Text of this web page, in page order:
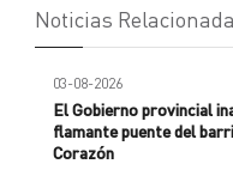
Noticias
03-08-2026
El Gobierno provincial
flamante puente del
Corazón